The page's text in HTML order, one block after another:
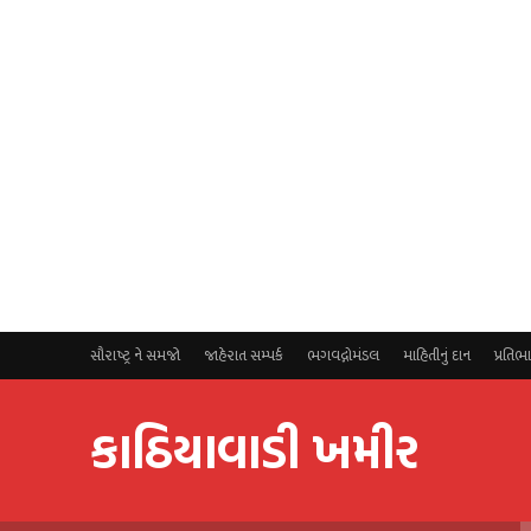
સૌરાષ્ટ્ર ને સમજો જાહેરાત સમ્પર્ક ભગવદ્ગોમંડલ માહિતીનું દાન
કાઠિયાવાડી ખમીર